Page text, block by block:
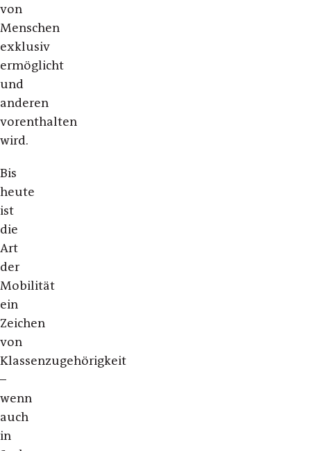
von
Menschen
exklusiv
ermöglicht
und
anderen
vorenthalten
wird.
Bis
heute
ist
die
Art
der
Mobilität
ein
Zeichen
von
Klassenzugehörigkeit
–
wenn
auch
in